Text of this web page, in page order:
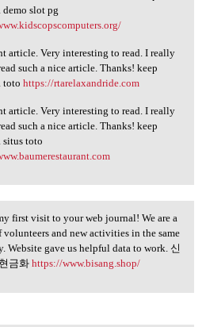
slot pg
article. Very interesting to read. I really
such a nice article. Thanks! keep
toto https://rtarelaxandride.com
article. Very interesting to read. I really
such a nice article. Thanks! keep
toto
first visit to
first visit to your web journal! We are a
volunteers and new activities in the same
Website gave us helpful data to work. 신
금화 https://www.bisang.shop/